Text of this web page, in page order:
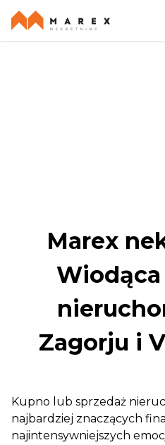
Marex
Zagorju i
Kupno lub sprzedaż
najbardziej znaczących
najintensywniejszych